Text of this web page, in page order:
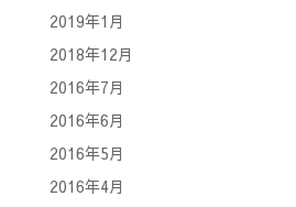
2019年1月
2018年12月
2016年7月
2016年6月
2016年5月
2016年4月